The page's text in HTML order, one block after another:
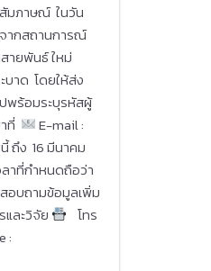
มภาษณ์ ในวัน
จากสถานการณ์
ายพันธ์ ใหม่
บาด โดยให้ส่ง
พร้อมระบุรหัสผู้
ที่
E-mail :
ถึง 16 มีนาคม
ลาที่กำหนดถือว่า
อบถามข้อมูลเพิ่ม
ละวิจัย
โทร
: